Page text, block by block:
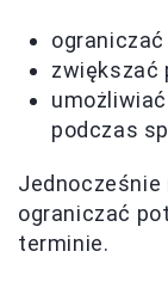
zwiększać
podczas
Jednocześnie
ograniczać
terminie.